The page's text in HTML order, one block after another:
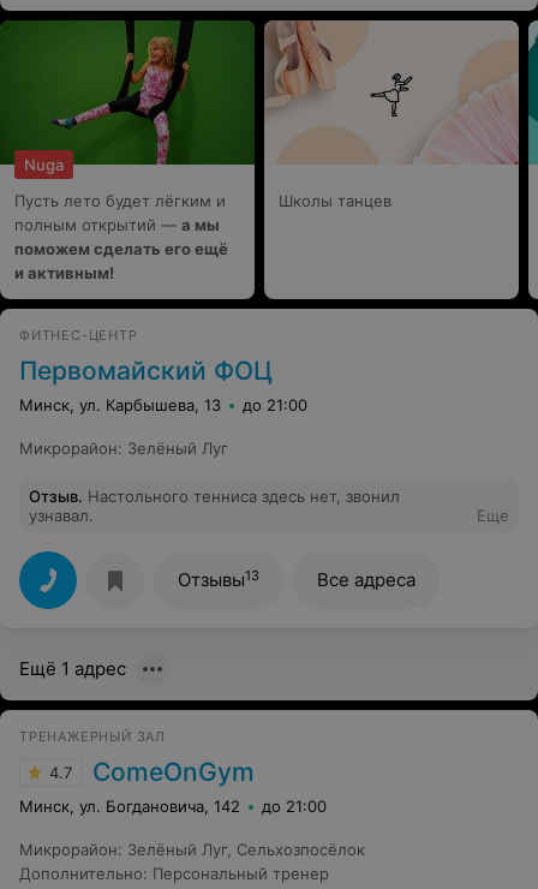
Nuga
Пусть лето будет лёгким и
полным открытий — а мы
поможем сделать его ещё
и активным!
Школы танцев
ФИТНЕС-ЦЕНТР
Первомайский ФОЦ
Минск, ул. Карбышева, 13 до 21:00
Микрорайон: Зелёный Луг
Отзыв. Настольного тенниса здесь нет, звонил
узнавал.
Еще
Отзывы13 Все адреса
Ещё 1 адрес
ТРЕНАЖЕРНЫЙ ЗАЛ
4.7 ComeOnGym
Минск, ул. Богдановича, 142 до 21:00
Микрорайон: Зелёный Луг, Сельхозпосёлок
Дополнительно: Персональный тренер